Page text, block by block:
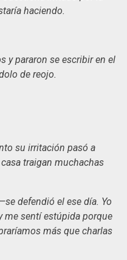
haciendo.
y pararon se escribir en el
de reojo.
su irritación pasó a
traigan muchachas
defendió el ese día. Yo
me sentí estúpida porque
más que charlas